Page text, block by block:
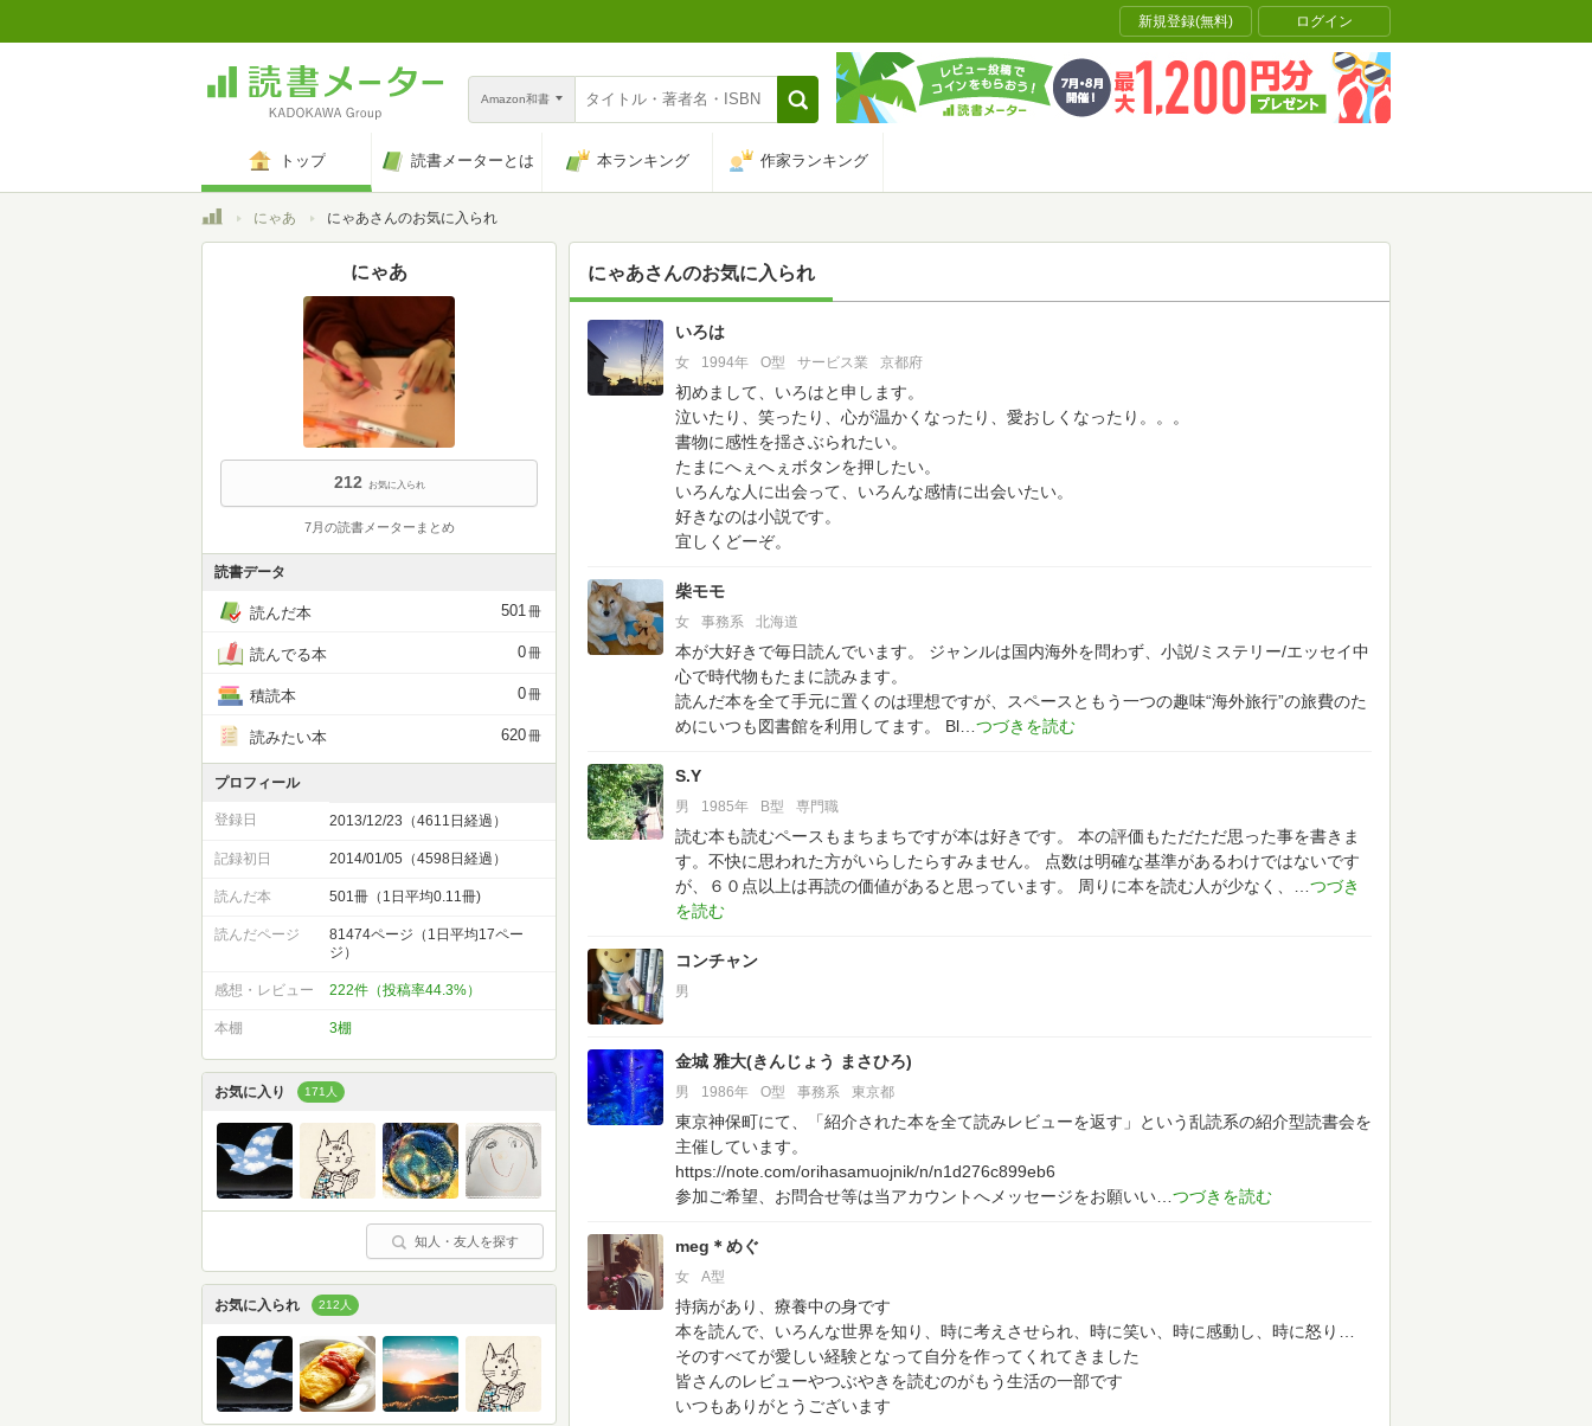
新規登録(無料) ログイン
Amazon和書
トップ 読書メーターとは 本ランキング 作家ランキング
トップにゃあ にゃあさんのお気に入られ
にゃあさんのお気に入られ
212 いろは
女 1994年 O型 サービス業 京都府
初めまして、いろはと申します。
泣いたり、笑ったり、心が温かくなったり、愛おしくなったり。。。
書物に感性を揺さぶられたい。
たまにへぇへぇボタンを押したい。
いろんな人に出会って、いろんな感情に出会いたい。
好きなのは小説です。
宜しくどーぞ。
柴モモ
女 事務系 北海道
本が大好きで毎日読んでいます。
ジャンルは国内海外を問わず、小説/ミステリー/エッセイ中
心で時代物もたまに読みます。
読んだ本を全て手元に置くのは理想ですが、スペースともう一つの趣味“海外旅行”の旅費のた
めにいつも図書館を利用してます。
Bl
S.Y
男 1985年 B型 専門職
読む本も読むペースもまちまちですが本は好きです。
本の評価もただただ思った事を書きま
す。不快に思われた方がいらしたらすみません。
点数は明確な基準があるわけではないです
が、６０点以上は再読の価値があると思っています。
周りに本を読む人が少なく、
コンチャン
男
金城 雅大(きんじょう まさひろ)
男 1986年 O型 事務系 東京都
東京神保町にて、「紹介された本を全て読みレビューを返す」という乱読系の紹介型読書会を
主催しています。
https://note.com/orihasamuojnik/n/n1d276c899eb6
参加ご希望、お問合せ等は当アカウントへメッセージをお願いい
meg＊めぐ
女 A型
持病があり、療養中の身です
本を読んで、いろんな世界を知り、時に考えさせられ、時に笑い、時に感動し、時に怒り…
そのすべてが愛しい経験となって自分を作ってくれてきました
皆さんのレビューやつぶやきを読むのがもう生活の一部です
いつもありがとうございます
にゃあ
212 お気に入られ
7月の読書メーターまとめ
読書データ
読んだ本 501冊
読んでる本 0冊
積読本 0冊
読みたい本 620冊
プロフィール
登録日 2013/12/23（4611日経過）
記録初日 2014/01/05（4598日経過）
読んだ本 501冊（1日平均0.11冊)
読んだページ
81474ページ（1日平均17ペー
ジ）
感想・レビュー 222件（投稿率44.3%）
本棚 3棚
お気に入り 171人
知人・友人を探す
お気に入られ 212人